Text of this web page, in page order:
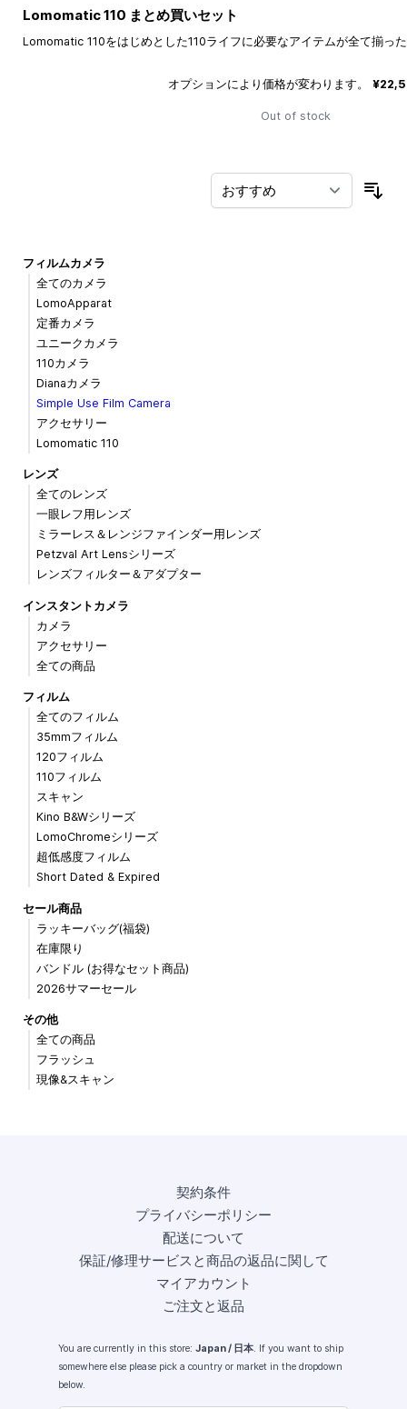
Lomomatic 110 まとめ買いセット
Lomomatic 110をはじめとした110ライフに必要なアイテムが全て揃っ
オプションにより価格が変わります。
Out of stock
フィルムカメラ
全てのカメラ
LomoApparat
定番カメラ
ユニークカメラ
110カメラ
Dianaカメラ
Simple Use Film Camera
アクセサリー
Lomomatic 110
レンズ
全てのレンズ
一眼レフ用レンズ
ミラーレス＆レンジファインダー用レンズ
Petzval Art Lensシリーズ
レンズフィルター＆アダプター
インスタントカメラ
カメラ
アクセサリー
全ての商品
フィルム
全てのフィルム
35mmフィルム
120フィルム
110フィルム
スキャン
Kino B&Wシリーズ
LomoChromeシリーズ
超低感度フィルム
Short Dated & Expired
セール商品
ラッキーバッグ(福袋)
在庫限り
バンドル (お得なセット商品)
2026サマーセール
その他
全ての商品
フラッシュ
現像&スキャン
契約条件
プライバシーポリシー
配送について
保証/修理サービスと商品の返品に関して
マイアカウント
ご注文と返品
You are currently in this store: Japan / 日本. If you want to ship
somewhere else please pick a country or market in the dropdown
below.